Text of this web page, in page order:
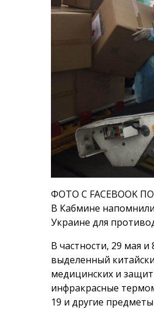
ФОТО С FACEBOOK
В Кабмине
Украине для
В частности, 29 мая
выделенный
медицинских и
инфракрасные
19 и другие